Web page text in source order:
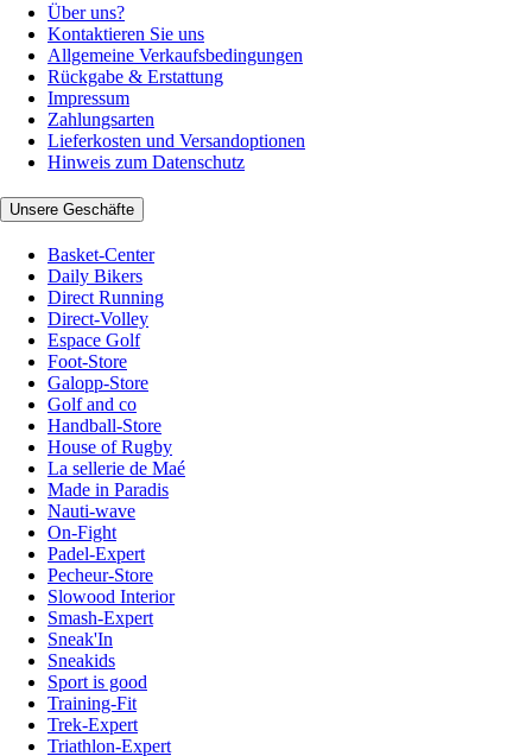
Über uns?
Kontaktieren Sie uns
Allgemeine Verkaufsbedingungen
Rückgabe & Erstattung
Impressum
Zahlungsarten
Lieferkosten und Versandoptionen
Hinweis zum Datenschutz
Unsere Geschäfte
Basket-Center
Daily Bikers
Direct Running
Direct-Volley
Espace Golf
Foot-Store
Galopp-Store
Golf and co
Handball-Store
House of Rugby
La sellerie de Maé
Made in Paradis
Nauti-wave
On-Fight
Padel-Expert
Pecheur-Store
Slowood Interior
Smash-Expert
Sneak'In
Sneakids
Sport is good
Training-Fit
Trek-Expert
Triathlon-Expert